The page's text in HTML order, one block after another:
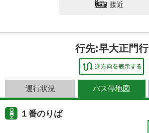
接近
行先:早大正門行
運行状況 バス停地図
１番のりば